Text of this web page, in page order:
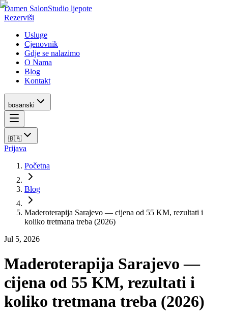
Damen SalonStudio ljepote
Rezerviši
Usluge
Cjenovnik
Gdje se nalazimo
O Nama
Blog
Kontakt
bosanski
🇧🇦
Prijava
Početna
Blog
Maderoterapija Sarajevo — cijena od 55 KM, rezultati i
koliko tretmana treba (2026)
Jul 5, 2026
Maderoterapija Sarajevo —
cijena od 55 KM, rezultati i
koliko tretmana treba (2026)